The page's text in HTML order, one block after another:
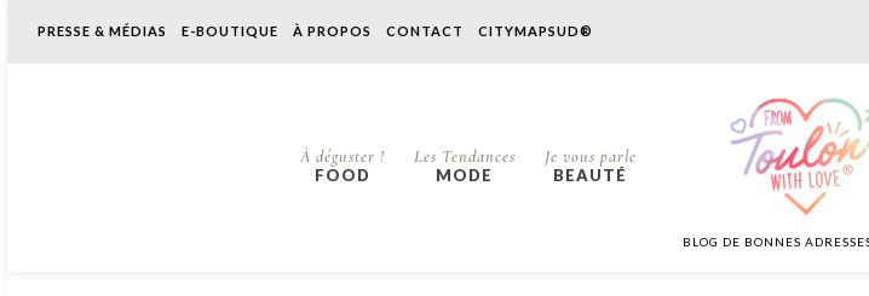
PRESSE & MÉDIAS E-BOUTIQUE À PROPOS CONTACT CITYMAPSUD®
À déguster !
FOOD
Les Tendances
MODE
Je vous parle
BEAUTÉ
BLOG DE BONNES